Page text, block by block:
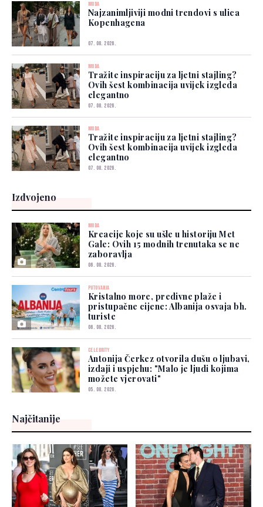
MODA
Najzanimljiviji modni trendovi s ulica
Kopenhagena
07. 08. 2026.
MODA
Tražite inspiraciju za ljetni stajling?
Ovih šest kombinacija uvijek izgleda
elegantno
07. 08. 2026.
MODA
Tražite inspiraciju za ljetni stajling?
Ovih šest kombinacija uvijek izgleda
elegantno
07. 08. 2026.
Izdvojeno
MODA
Kreacije koje su ušle u historiju Met
Gale: Ovih 15 modnih trenutaka se ne
zaboravlja
06. 08. 2026.
PUTOVANJA
Kristalno more, predivne plaže i
pristupačne cijene: Albanija osvaja bh.
turiste
06. 08. 2026.
CELEBRITY
Antonija Čerkez otvorila dušu o ljubavi,
izdaji i uspjehu: "Malo je ljudi kojima
možete vjerovati"
05. 08. 2026.
Najčitanije